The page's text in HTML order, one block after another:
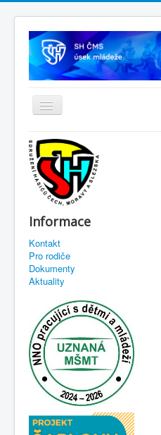
Informace
Kontakt
Pro rodiče
Dokumenty
Aktuality